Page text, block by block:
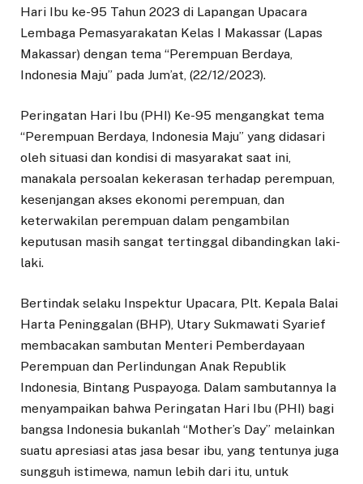
Hari Ibu ke-95 Tahun 2023 di Lapangan Upacara
Lembaga Pemasyarakatan Kelas I Makassar (Lapas
Makassar) dengan tema “Perempuan Berdaya,
Indonesia Maju” pada Jum’at, (22/12/2023).
Peringatan Hari Ibu (PHI) Ke-95 mengangkat tema
“Perempuan Berdaya, Indonesia Maju” yang didasari
oleh situasi dan kondisi di masyarakat saat ini,
manakala persoalan kekerasan terhadap perempuan,
kesenjangan akses ekonomi perempuan, dan
keterwakilan perempuan dalam pengambilan
keputusan masih sangat tertinggal dibandingkan laki-
laki.
Bertindak selaku Inspektur Upacara, Plt. Kepala Balai
Harta Peninggalan (BHP), Utary Sukmawati Syarief
membacakan sambutan Menteri Pemberdayaan
Perempuan dan Perlindungan Anak Republik
Indonesia, Bintang Puspayoga. Dalam sambutannya Ia
menyampaikan bahwa Peringatan Hari Ibu (PHI) bagi
bangsa Indonesia bukanlah “Mother’s Day” melainkan
suatu apresiasi atas jasa besar ibu, yang tentunya juga
sungguh istimewa, namun lebih dari itu, untuk